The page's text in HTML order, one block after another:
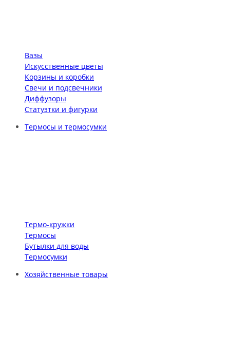
Вазы
Искусственные цветы
Корзины и коробки
Свечи и подсвечники
Диффузоры
Статуэтки и фигурки
Термосы и термосумки
Термо-кружки
Термосы
Бутылки для воды
Термосумки
Хозяйственные товары